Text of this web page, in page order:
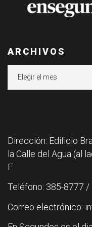
ARCHIVOS
Dirección: Edificio
la Calle del Agua (al
F.
Teléfono: 385-8777 /
Correo electrónico: